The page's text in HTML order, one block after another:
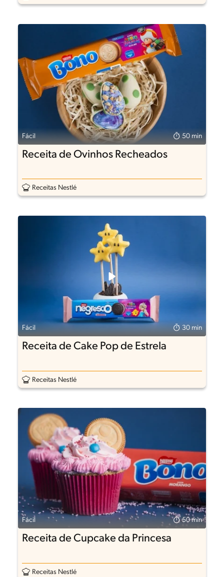
Fácil 50 min
Receita de Ovinhos Recheados
Receitas Nestlé
Fácil 30 min
Receita de Cake Pop de Estrela
Receitas Nestlé
Fácil 50 min
Receita de Cupcake da Princesa
Receitas Nestlé